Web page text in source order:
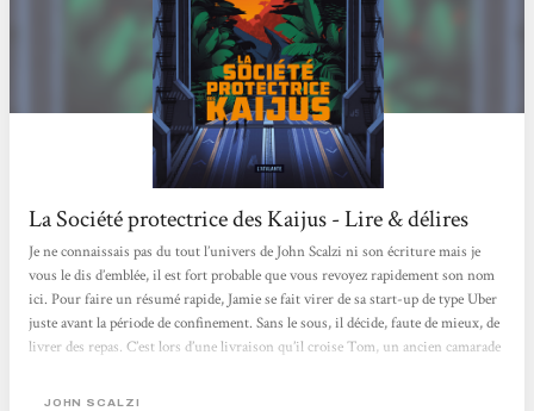
La Société protectrice des Kaijus - Lire & délires
Je ne connaissais pas du tout l’univers de John Scalzi ni son écriture mais je
vous le dis d’emblée, il est fort probable que vous revoyez rapidement son nom
ici. Pour faire un résumé rapide, Jamie se fait virer de sa start-up de type Uber
juste avant la période de confinement. Sans le sous, il décide, faute de mieux, de
livrer des repas. C’est lors d’une livraison qu’il croise Tom, un ancien camarade
Jamie accepte sans même savoir de quoi il s’agit exactement sauf qu’il s’agit de
JOHN SCALZI